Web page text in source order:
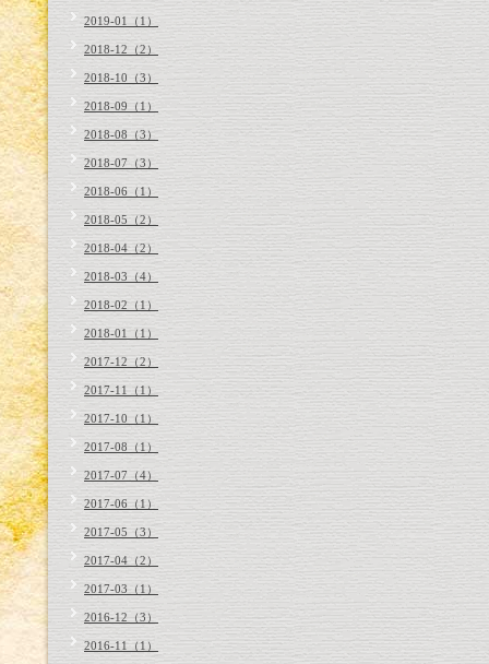
2019-01（1）
2018-12（2）
2018-10（3）
2018-09（1）
2018-08（3）
2018-07（3）
2018-06（1）
2018-05（2）
2018-04（2）
2018-03（4）
2018-02（1）
2018-01（1）
2017-12（2）
2017-11（1）
2017-10（1）
2017-08（1）
2017-07（4）
2017-06（1）
2017-05（3）
2017-04（2）
2017-03（1）
2016-12（3）
2016-11（1）